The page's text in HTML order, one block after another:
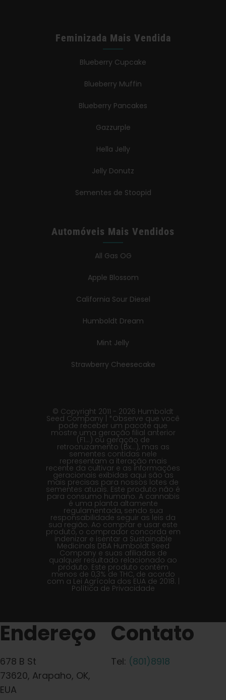
Feminizada Mais Vendida
Blueberry Cupcake
Blueberry Muffin
Blueberry Pancakes
Gazzurple
Hella Jelly
Jelly Donutz
Sementes de Stoopid
Automóveis Mais Vendidos
All Gas OG
Apple Blossom
California Sour Diesel
Humboldt Dream
Mint Jelly
Strawberry Cheesecake
© Copyright 2011 - 2026 Humboldt
Seed Company | *Observe que você
pode receber um pacote que
mostre uma geração filial anterior
(F1…) ou geração de
retrocruzamento (Bx…), mas as
sementes contidas nele
representam a iteração mais
recente da cultivar e as informações
geracionais exibidas aqui são as
mais precisas para nossos lotes de
sementes atuais. Este produto não é
para consumo humano. A cannabis
é uma planta altamente
regulamentada, sendo sua
responsabilidade seguir as leis da
sua região. Ao comprar e usar este
produto, o comprador concorda em
indenizar e isentar a Sustainable
Medicinals DBA Humboldt Seed
Company e suas afiliadas de
qualquer resultado relacionado ao
produto. Este produto contém
menos de 0,3% de THC, de acordo
com a Lei Agrícola dos EUA de 2018. |
Política de Privacidade
Endereço
678 B St
73620, Arapaho, OK,
EUA
Contato
Tel: (801)8918